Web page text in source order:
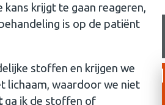
krijgt te gaan reageren,
is op de patiënt
stoffen en krijgen we
lichaam, waardoor we niet
ga ik de stoffen of